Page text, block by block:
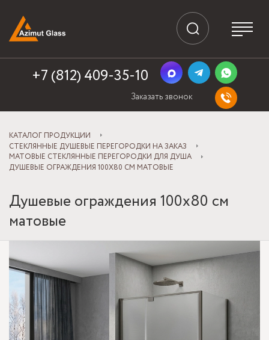
+7 (812) 409-35-10
Заказать звонок
КАТАЛОГ ПРОДУКЦИИ
СТЕКЛЯННЫЕ ДУШЕВЫЕ ПЕРЕГОРОДКИ НА ЗАКАЗ
МАТОВЫЕ СТЕКЛЯННЫЕ ПЕРЕГОРОДКИ ДЛЯ ДУША
ДУШЕВЫЕ ОГРАЖДЕНИЯ 100Х80 СМ МАТОВЫЕ
Душевые ограждения 100х80 см
матовые